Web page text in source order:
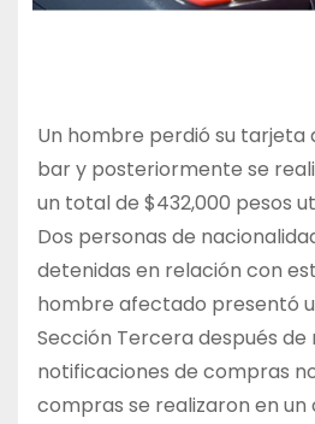
Un hombre perdió su tarjeta
bar y posteriormente se
un total de $432,000 pesos
Dos personas de
detenidas en relación con
hombre afectado presentó
Sección Tercera después de
notificaciones de compras
compras se realizaron en